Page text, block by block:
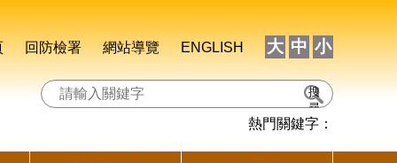
回防檢署 網站導覽 ENGLISH 大 中 小
搜
尋
熱門關鍵字：